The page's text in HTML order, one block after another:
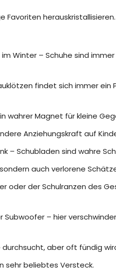
Favoriten
Winter – Schuhe sind
findet sich immer ein
wahrer Magnet für kleine
Anziehungskraft auf
– Schubladen sind wahre
auch verlorene
oder der Schulranzen des
Subwoofer – hier
durchsucht, aber oft fündig
sehr beliebtes Versteck.